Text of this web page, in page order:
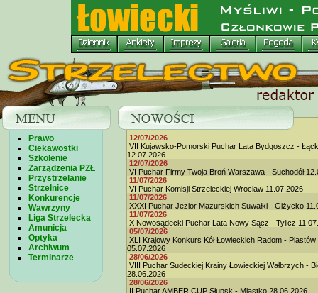
Prawo
Ciekawostki
Szkolenie
Zarządzenia PZŁ
Przystrzelanie
Strzelnice
Konkurencje
Wawrzyny
Liga Strzelecka
Amunicja
Optyka
Archiwum
Terminarze
12/07/2026
VII Kujawsko-Pomorski Puchar Lata Bydgoszcz -
12.07.2026
12/07/2026
VI Puchar Firmy Twoja Broń Warszawa - Suchodół
11/07/2026
VI Puchar Komisji Strzeleckiej Wrocław 11.07.2026
11/07/2026
XXXI Puchar Jezior Mazurskich Suwałki - Giżycko
11/07/2026
X Nowosądecki Puchar Lata Nowy Sącz - Tylicz
05/07/2026
XLI Krajowy Konkurs Kół Łowieckich Radom - Piastów
05.07.2026
28/06/2026
VIII Puchar Sudeckiej Krainy Łowieckiej Wałbrzych -
28.06.2026
28/06/2026
II Puchar AMBER CUP Słupsk - Miastko 28.06.2026